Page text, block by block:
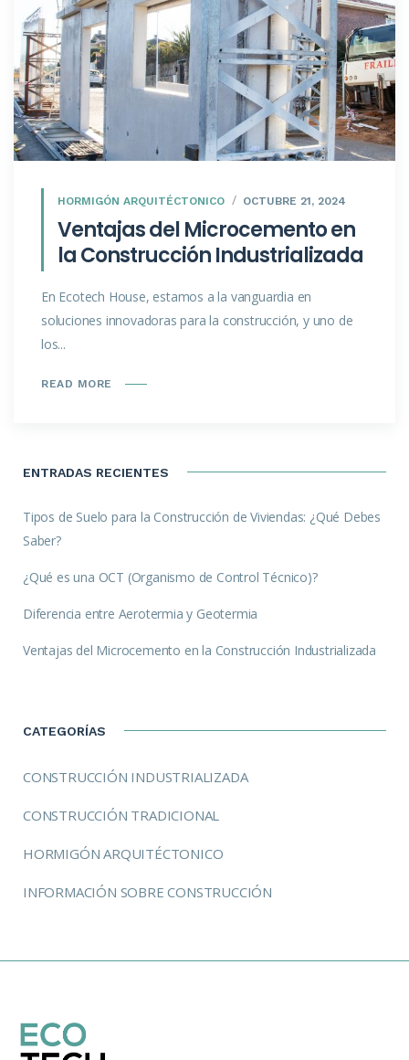
HORMIGÓN ARQUITÉCTONICO OCTUBRE 21, 2024
Ventajas del Microcemento en
la Construcción Industrializada
En Ecotech House, estamos a la vanguardia en
soluciones innovadoras para la construcción, y uno de
los...
READ MORE
ENTRADAS RECIENTES
Tipos de Suelo para la Construcción de Viviendas: ¿Qué Debes
Saber?
¿Qué es una OCT (Organismo de Control Técnico)?
Diferencia entre Aerotermia y Geotermia
Ventajas del Microcemento en la Construcción Industrializada
CATEGORÍAS
CONSTRUCCIÓN INDUSTRIALIZADA
CONSTRUCCIÓN TRADICIONAL
HORMIGÓN ARQUITÉCTONICO
INFORMACIÓN SOBRE CONSTRUCCIÓN